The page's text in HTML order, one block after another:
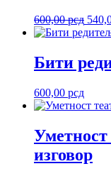
600,00рсд
цена
Бити
600,00 рсд
Уметност
изговор